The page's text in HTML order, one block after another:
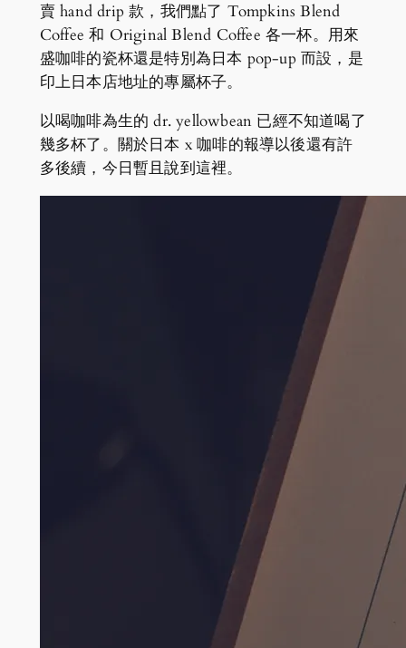
賣 hand drip 款，我們點了 Tompkins Blend
Coffee 和 Original Blend Coffee 各一杯。用來
盛咖啡的瓷杯還是特別為日本 pop-up 而設，是
印上日本店地址的專屬杯子。
以喝咖啡為生的 dr. yellowbean 已經不知道喝了
幾多杯了。關於日本 x 咖啡的報導以後還有許
多後續，今日暫且說到這裡。